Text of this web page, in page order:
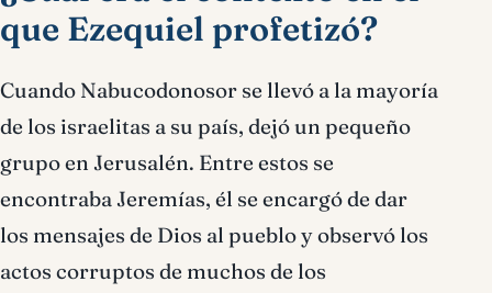
que Ezequiel profetizó?
Cuando Nabucodonosor se llevó a la mayoría
de los israelitas a su país, dejó un pequeño
grupo en Jerusalén. Entre estos se
encontraba Jeremías, él se encargó de dar
los mensajes de Dios al pueblo y observó los
actos corruptos de muchos de los